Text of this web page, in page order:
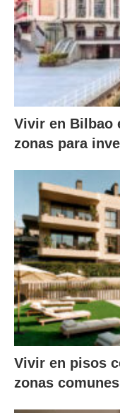
Vivir en Bilbao
zonas para
Vivir en pisos
zonas